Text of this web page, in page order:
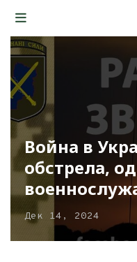
Война в
обстрела,
Дек 14, 2024